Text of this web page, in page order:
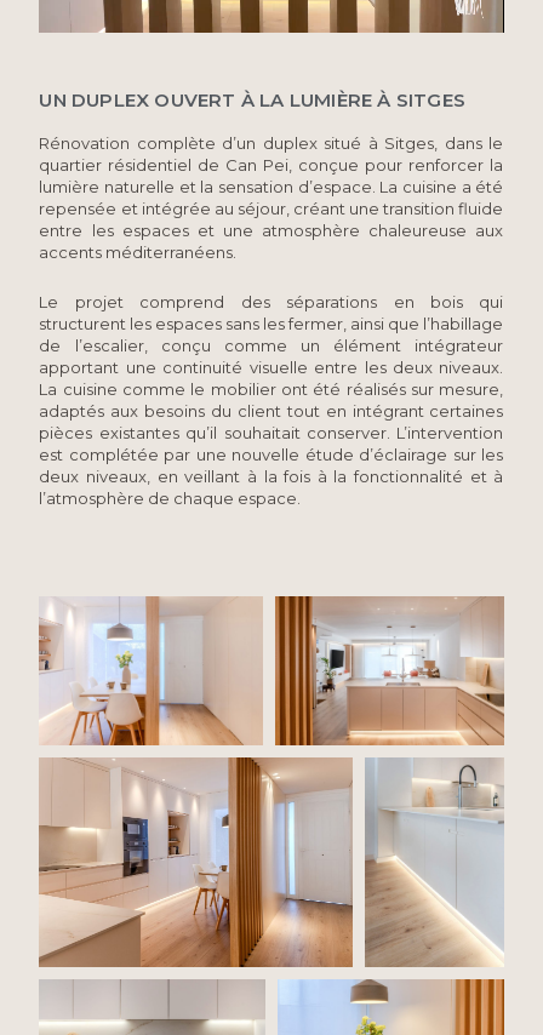
UN DUPLEX OUVERT À LA LUMIÈRE À SITGES
Rénovation complète d’un duplex situé à Sitges , dans le
quartier résidentiel de Can Pei, conçue pour renforcer la
lumière naturelle et la sensation d’espace. La cuisine a été
repensée et intégrée au séjour, créant une transition fluide
entre les espaces et une atmosphère chaleureuse aux
accents méditerranéens.
Le projet comprend des séparations en bois qui
structurent les espaces sans les fermer, ainsi que l’habillage
de l’escalier, conçu comme un élément intégrateur
apportant une continuité visuelle entre les deux niveaux.
La cuisine comme le mobilier ont été réalisés sur mesure,
adaptés aux besoins du client tout en intégrant certaines
pièces existantes qu’il souhaitait conserver. L’intervention
est complétée par une nouvelle étude d’éclairage sur les
deux niveaux, en veillant à la fois à la fonctionnalité et à
l’atmosphère de chaque espace.